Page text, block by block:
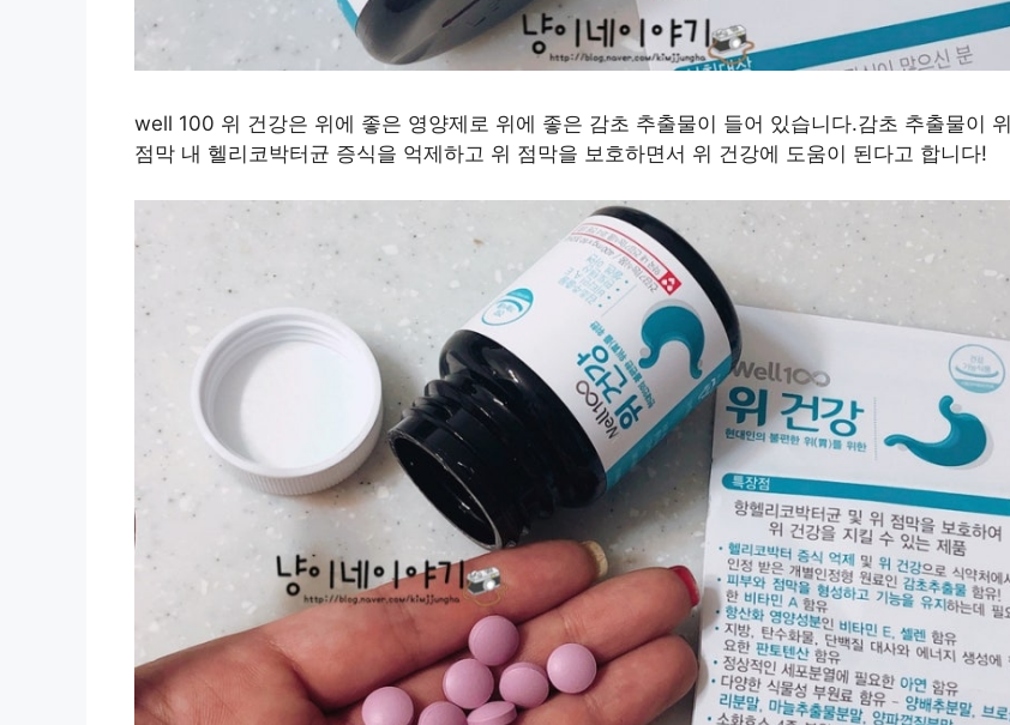
well 100 위 건강은 위에 좋은 영양제로 위에 좋은 감초 추출물이 들어 있습니다.감초 추출물이 위
점막 내 헬리코박터균 증식을 억제하고 위 점막을 보호하면서 위 건강에 도움이 된다고 합니다!